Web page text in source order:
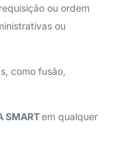
ou ordem
ou
como fusão,
SMARTem qualquer